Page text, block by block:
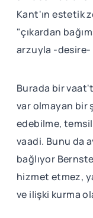
Kant'ın estetik
"çıkardan
arzuyla -desire-
Burada bir
var olmayan bir
edebilme,
vaadi. Bunu da
bağlıyor
hizmet etmez,
ve ilişki kurma